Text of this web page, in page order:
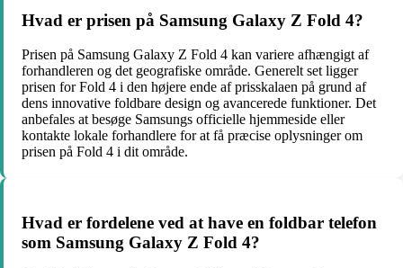
Hvad er prisen på Samsung Galaxy Z Fold 4?
Prisen på Samsung Galaxy Z Fold 4 kan variere afhængigt af
forhandleren og det geografiske område. Generelt set ligger
prisen for Fold 4 i den højere ende af prisskalaen på grund af
dens innovative foldbare design og avancerede funktioner. Det
anbefales at besøge Samsungs officielle hjemmeside eller
kontakte lokale forhandlere for at få præcise oplysninger om
prisen på Fold 4 i dit område.
Hvad er fordelene ved at have en foldbar telefon
som Samsung Galaxy Z Fold 4?